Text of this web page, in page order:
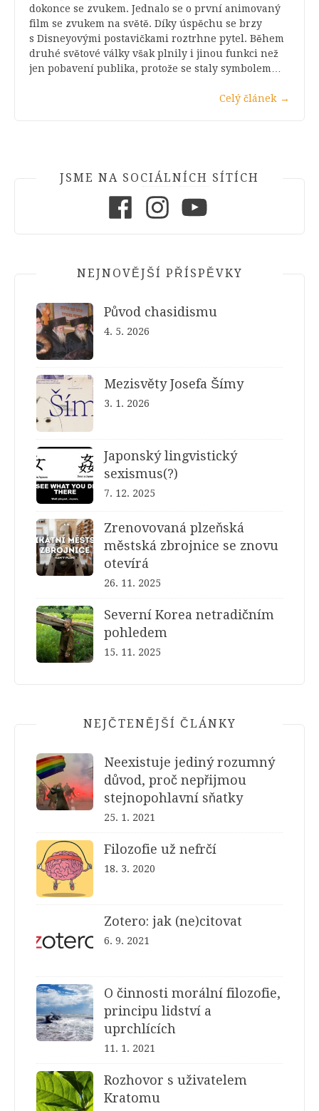
dokonce se zvukem. Jednalo se o první animovaný
film se zvukem na světě. Díky úspěchu se brzy
s Disneyovými postavičkami roztrhne pytel. Během
druhé světové války však plnily i jinou funkci než
jen pobavení publika, protože se staly symbolem…
Celý článek →
JSME NA SOCIÁLNÍCH SÍTÍCH
NEJNOVĚJŠÍ PŘÍSPĚVKY
Původ chasidismu
4. 5. 2026
Mezisvěty Josefa Šímy
3. 1. 2026
Japonský lingvistický
sexismus(?)
7. 12. 2025
Zrenovovaná plzeňská
městská zbrojnice se znovu
otevírá
26. 11. 2025
Severní Korea netradičním
pohledem
15. 11. 2025
NEJČTENĚJŠÍ ČLÁNKY
Neexistuje jediný rozumný
důvod, proč nepřijmou
stejnopohlavní sňatky
25. 1. 2021
Filozofie už nefrčí
18. 3. 2020
Zotero: jak (ne)citovat
6. 9. 2021
O činnosti morální filozofie,
principu lidství a
uprchlících
11. 1. 2021
Rozhovor s uživatelem
Kratomu